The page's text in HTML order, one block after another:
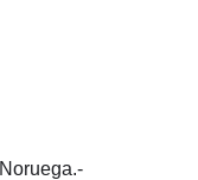
Noruega.-